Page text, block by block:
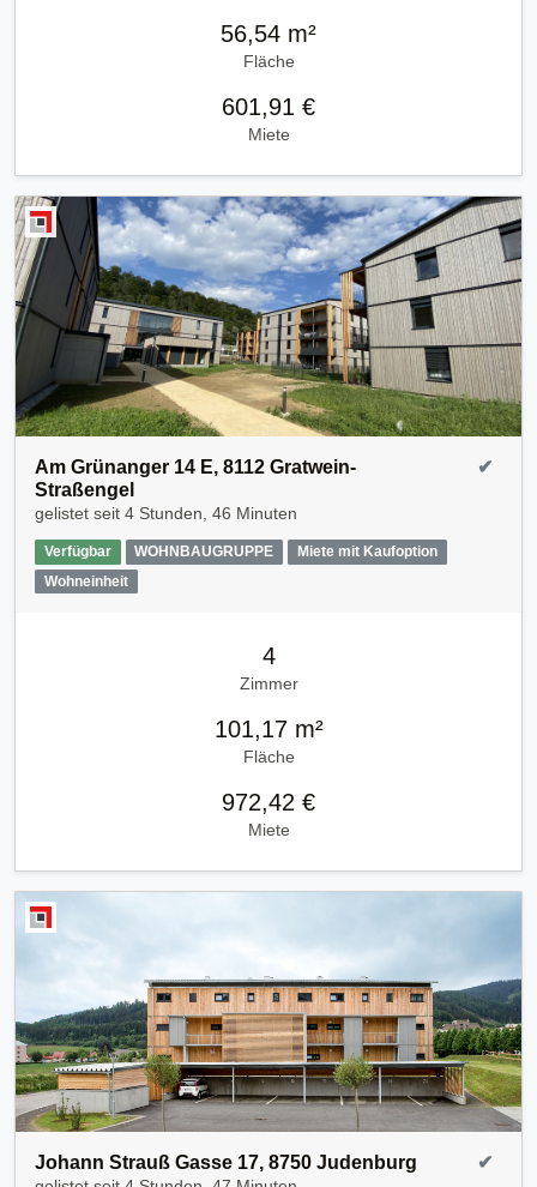
56,54 m²
Fläche
601,91 €
Miete
Am Grünanger 14 E, 8112 Gratwein-
Straßengel
gelistet seit 4 Stunden, 46 Minuten
Verfügbar WOHNBAUGRUPPE
Miete mit Kaufoption
Wohneinheit
✔
4
Zimmer
101,17 m²
Fläche
972,42 €
Miete
Johann Strauß Gasse 17, 8750 Judenburg ✔